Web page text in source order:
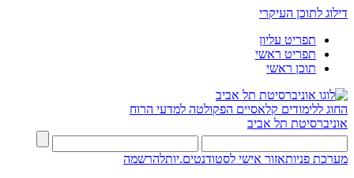
דילוג לתוכן העיקרי
תפריט עליון
תפריט ראשי
תוכן ראשי
החוג ללימודים קלאסיים הפקולטה למדעי הרוח
אוניברסיטת תל אביב
מערכת פניותאזור אישי לסטודנטים.יותלהרשמה